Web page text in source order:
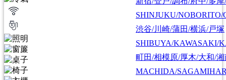
SHINJUKU/
渋谷/川崎/蒲田/横浜/戸塚
SHIBUYA/KAWASAKI/
町田/相模原/厚木/大和/湘
MACHIDA/